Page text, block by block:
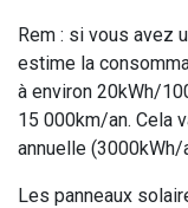
Rem : si vous avez
estime la
à environ 20kWh/
15 000km/an. Cela
annuelle (3000kWh/
Les panneaux